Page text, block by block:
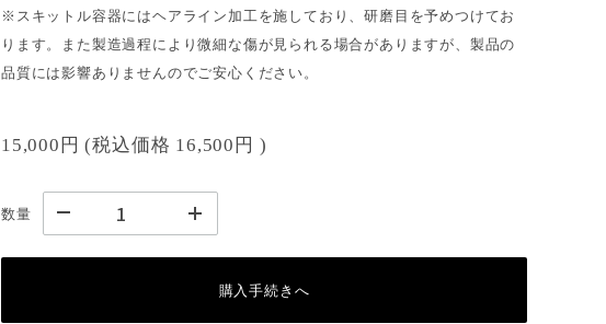
※スキットル容器にはヘアライン加工を施しており、研磨目を予めつけてお
ります。また製造過程により微細な傷が見られる場合がありますが、製品の
品質には影響ありませんのでご安心ください。
15,000円 (税込価格 16,500円 )
数量
購入手続きへ